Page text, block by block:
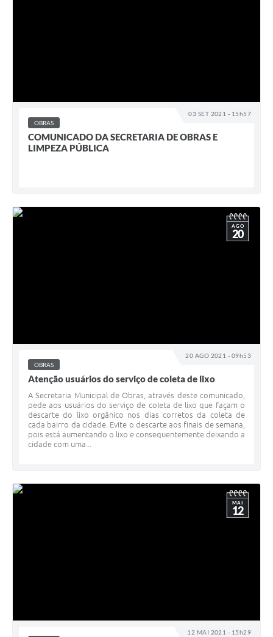
03 SET 2021 - 15h57
OBRAS
COMUNICADO DA SECRETARIA DE OBRAS E
LIMPEZA PÚBLICA
20 AGO 2021 - 09h53
AGO
20
OBRAS
Atenção usuários do serviço de coleta de lixo
A Secretaria Municipal de Obras, através deste comunicado,
pede aos usuários do serviço de coleta de lixo que façam o
descarte do lixo orgânico nos dias corretos da coleta de
cada bairro da cidade. Evite o descarte aos finais de semana,
pois está aumentando o lixo e consequentemente deixando a
cidade com uma...
12 MAI 2021 - 15h29
MAI
12